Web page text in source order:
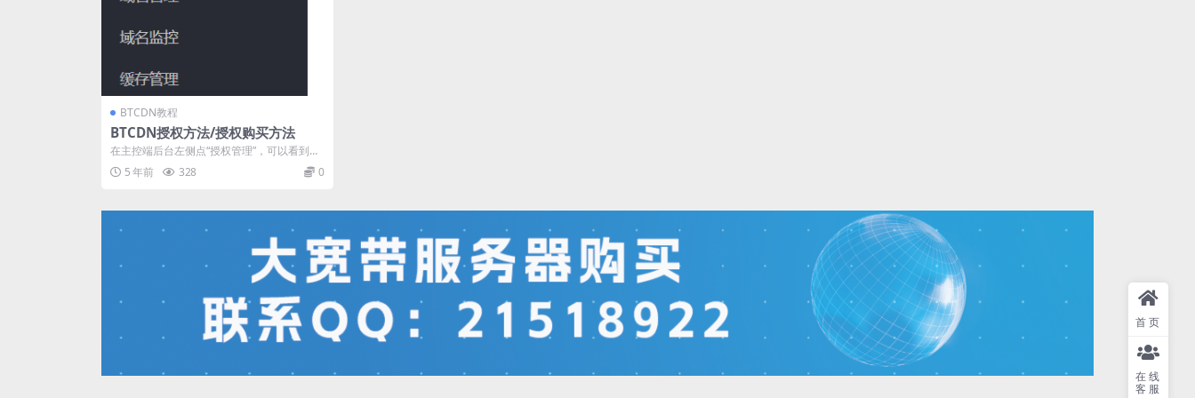
BTCDN教程
BTCDN授权方法/授权购买方法
在主控端后台左侧点“授权管理”，可以看到节
点列表，点“更新”按钮，即可输入授权码...
5 年前 328 0
首页
在线
客服